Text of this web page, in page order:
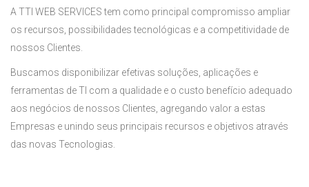
A TTI WEB SERVICES tem como principal compromisso ampliar
os recursos, possibilidades tecnológicas e a competitividade de
nossos Clientes.
Buscamos disponibilizar efetivas soluções, aplicações e
ferramentas de TI com a qualidade e o custo benefício adequado
aos negócios de nossos Clientes, agregando valor a estas
Empresas e unindo seus principais recursos e objetivos através
das novas Tecnologias.